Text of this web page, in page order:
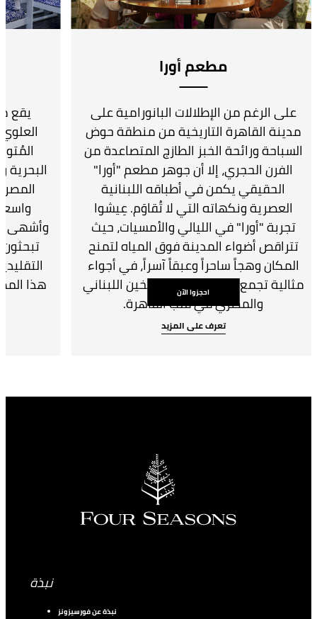
مطعم أورا
على الرغم من الإطلالات البانورامية على
مدينة القاهرة التاريخية من منطقة حوض
السباحة ورائحة الخبز الطازج المتصاعدة من
الفرن الحجري، إلا أن جوهر مطعم "أورا"
الحقيقي يكمن في أطباقه اللبنانية
العصرية ونكهاته التي لا تُقاوَم. عِيشوا
تجربة "أورا" في الليالي والأمسيات، حيث
تتراقص أضواء المدينة فوق المياه لتمنح
المكان وهجاً ساحراً وعبقاً آسراً، في أجواء
مثالية تجمع بين نكهات المطبخين اللبناني
والمصري في قلب القاهرة.
احجزوا الآن
تعرف على المزيد
وأشهى
هذا
نبذة
نبذة عن فورسيزونز